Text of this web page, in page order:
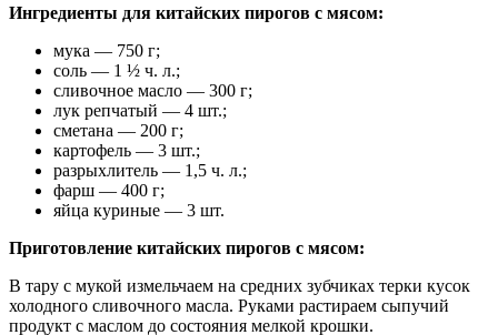
Ингредиенты для китайских пирогов с мясом:
мука — 750 г;
соль — 1 ½ ч. л.;
сливочное масло — 300 г;
лук репчатый — 4 шт.;
сметана — 200 г;
картофель — 3 шт.;
разрыхлитель — 1,5 ч. л.;
фарш — 400 г;
яйца куриные — 3 шт.
Приготовление китайских пирогов с мясом:
В тару с мукой измельчаем на средних зубчиках терки кусок
холодного сливочного масла. Руками растираем сыпучий
продукт с маслом до состояния мелкой крошки.